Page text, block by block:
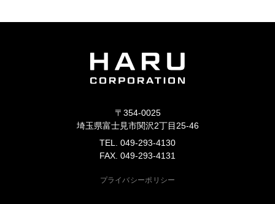
〒354-0025
埼玉県富士見市関沢2丁目25-46
TEL. 049-293-4130
FAX. 049-293-4131
プライバシーポリシー